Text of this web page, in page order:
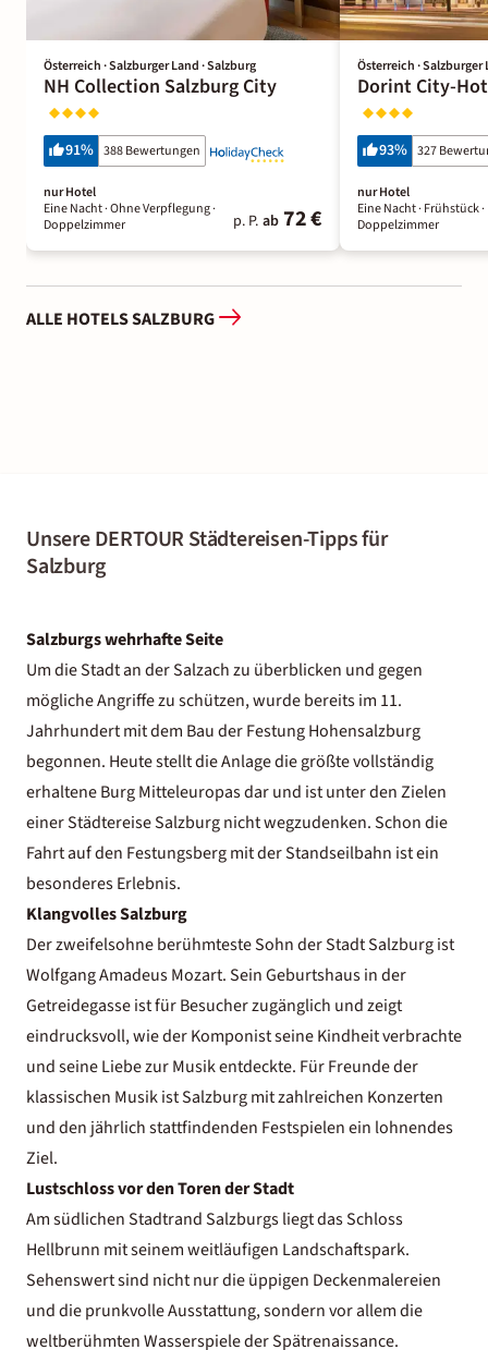
Österreich · Salzburger Land · Salzburg
NH Collection Salzburg City
91% 388 Bewertungen
nur Hotel
Eine Nacht· Ohne Verpflegung·
Doppelzimmer
p. P. ab 72 €
Österreich · Salzburger
Dorint City-
93% 327
nur Hotel
Eine Nacht· Frühstück·
Doppelzimmer
ALLE HOTELS SALZBURG
Unsere DERTOUR Städtereisen-Tipps für
Salzburg
Salzburgs wehrhafte Seite
Um die Stadt an der Salzach zu überblicken und gegen
mögliche Angriffe zu schützen, wurde bereits im 11.
Jahrhundert mit dem Bau der Festung Hohensalzburg
begonnen. Heute stellt die Anlage die größte vollständig
erhaltene Burg Mitteleuropas dar und ist unter den Zielen
einer Städtereise Salzburg nicht wegzudenken. Schon die
Fahrt auf den Festungsberg mit der Standseilbahn ist ein
besonderes Erlebnis.
Klangvolles Salzburg
Der zweifelsohne berühmteste Sohn der Stadt Salzburg ist
Wolfgang Amadeus Mozart. Sein Geburtshaus in der
Getreidegasse ist für Besucher zugänglich und zeigt
eindrucksvoll, wie der Komponist seine Kindheit verbrachte
und seine Liebe zur Musik entdeckte. Für Freunde der
klassischen Musik ist Salzburg mit zahlreichen Konzerten
und den jährlich stattfindenden Festspielen ein lohnendes
Ziel.
Lustschloss vor den Toren der Stadt
Am südlichen Stadtrand Salzburgs liegt das Schloss
Hellbrunn mit seinem weitläufigen Landschaftspark.
Sehenswert sind nicht nur die üppigen Deckenmalereien
und die prunkvolle Ausstattung, sondern vor allem die
weltberühmten Wasserspiele der Spätrenaissance.